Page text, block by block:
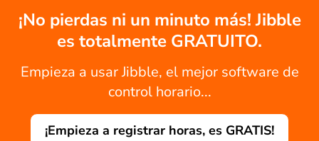
¡No pierdas ni un minuto más! Jibble
es totalmente GRATUITO.
Empieza a usar Jibble, el mejor software de
control horario...
¡Empieza a registrar horas, es GRATIS!